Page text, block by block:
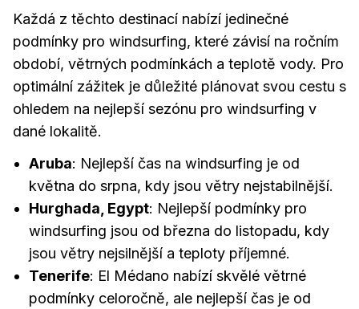
Každá z těchto destinací nabízí jedinečné
podmínky pro windsurfing, které závisí na ročním
období, větrných podmínkách a teplotě vody. Pro
optimální zážitek je důležité plánovat svou cestu s
ohledem na nejlepší sezónu pro windsurfing v
dané lokalitě.
Aruba: Nejlepší čas na windsurfing je od
května do srpna, kdy jsou větry nejstabilnější.
Hurghada, Egypt: Nejlepší podmínky pro
windsurfing jsou od března do listopadu, kdy
jsou větry nejsilnější a teploty příjemné.
Tenerife: El Médano nabízí skvělé větrné
podmínky celoročně, ale nejlepší čas je od